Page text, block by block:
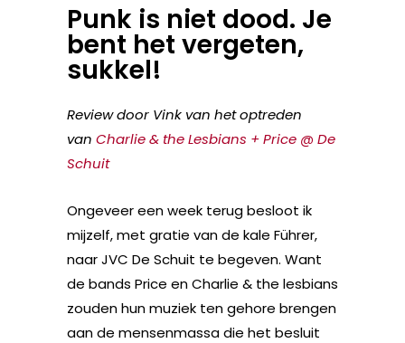
Punk is niet dood. Je
bent het vergeten,
sukkel!
Review door Vink van het optreden
van Charlie & the Lesbians + Price @ De
Schuit
Ongeveer een week terug besloot ik
mijzelf, met gratie van de kale Führer,
naar JVC De Schuit te begeven. Want
de bands Price en Charlie & the lesbians
zouden hun muziek ten gehore brengen
aan de mensenmassa die het besluit